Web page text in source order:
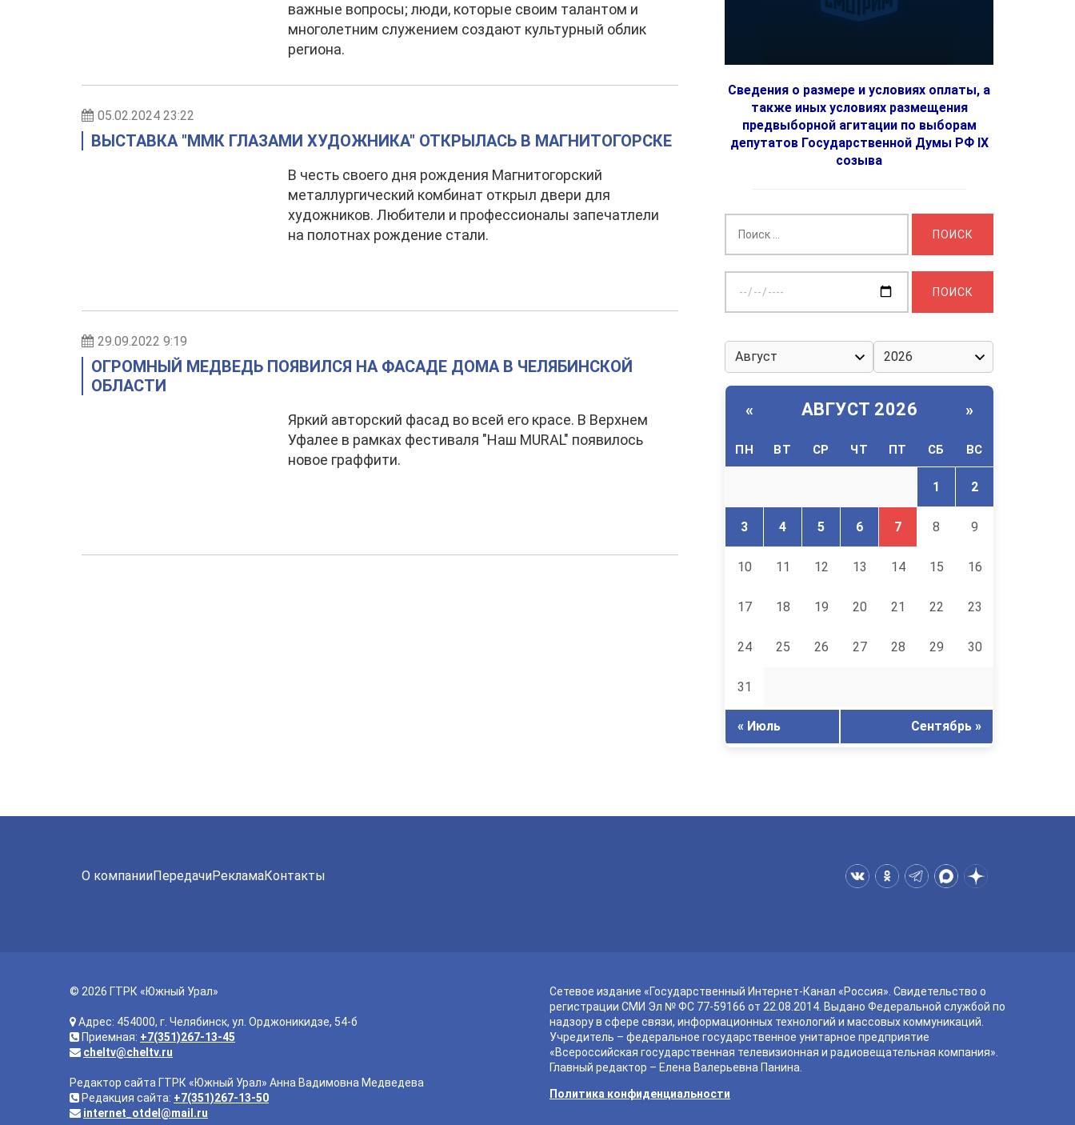
важные вопросы; люди, которые своим талантом и
многолетним служением создают культурный облик
региона.
05.02.2024 23:22
ВЫСТАВКА "ММК ГЛАЗАМИ ХУДОЖНИКА" ОТКРЫЛАСЬ В МАГНИТОГОРСКЕ
В честь своего дня рождения Магнитогорский
металлургический комбинат открыл двери для
художников. Любители и профессионалы запечатлели
на полотнах рождение стали.
29.09.2022 9:19
ОГРОМНЫЙ МЕДВЕДЬ ПОЯВИЛСЯ НА ФАСАДЕ ДОМА В ЧЕЛЯБИНСКОЙ
ОБЛАСТИ
Яркий авторский фасад во всей его красе. В Верхнем
Уфалее в рамках фестиваля "Наш MURAL" появилось
новое граффити.
Сведения о размере и условиях оплаты, а
также иных условиях размещения
предвыборной агитации по выборам
депутатов Государственной Думы РФ IX
созыва
дату:
« АВГУСТ 2026 »
ПН ВТ СР ЧТ ПТ СБ ВС
1 2
3 4 5 6 7 8 9
10 11 12 13 14 15 16
17 18 19 20 21 22 23
24 25 26 27 28 29 30
31
« Июль Сентябрь »
О компанииПередачиРекламаКонтакты
© 2026 ГТРК «Южный Урал»
Адрес: 454000, г. Челябинск, ул. Орджоникидзе, 54-б
Приемная: +7(351)267-13-45
cheltv@cheltv.ru
Редактор сайта ГТРК «Южный Урал» Анна Вадимовна Медведева
Редакция сайта: +7(351)267-13-50
internet_otdel@mail.ru
Сетевое издание «Государственный Интернет-Канал «Россия». Свидетельство о
регистрации СМИ Эл № ФС 77-59166 от 22.08.2014. Выдано Федеральной службой по
надзору в сфере связи, информационных технологий и массовых коммуникаций.
Учредитель – федеральное государственное унитарное предприятие
«Всероссийская государственная телевизионная и радиовещательная компания».
Главный редактор – Елена Валерьевна Панина.
Политика конфиденциальности